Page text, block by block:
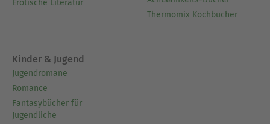
Erotische Literatur
Thermomix Kochbücher
Kinder & Jugend
Jugendromane
Romance
Fantasybücher für
Jugendliche